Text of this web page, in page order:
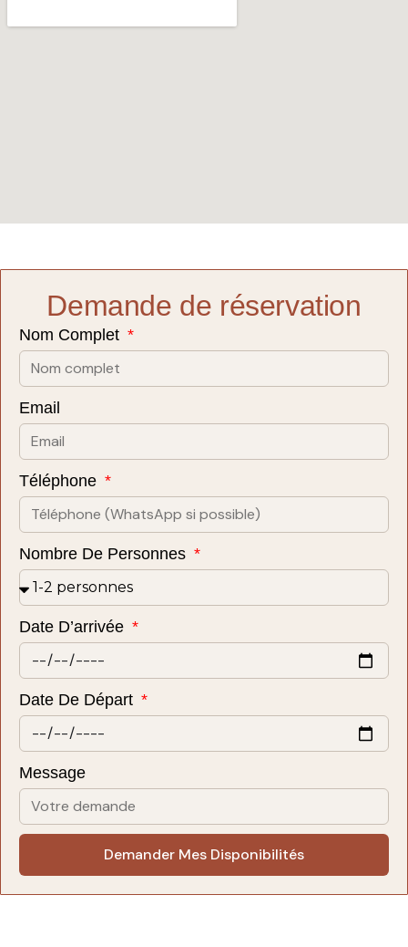
Demande de réservation
Nom Complet
Email
Téléphone
Nombre De Personnes
Date D’arrivée
Date De Départ
Message
Demander Mes Disponibilités